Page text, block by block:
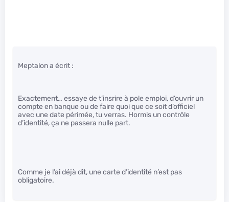
Meptalon a écrit :
Exactement… essaye de t’insrire à pole emploi, d’ouvrir un
compte en banque ou de faire quoi que ce soit d’officiel
avec une date périmée, tu verras. Hormis un contrôle
d’identité, ça ne passera nulle part.
Comme je l’ai déjà dit, une carte d’identité n’est pas
obligatoire.